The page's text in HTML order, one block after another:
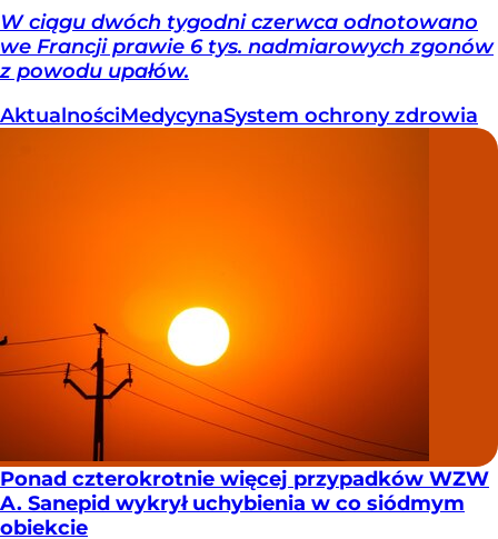
W ciągu dwóch tygodni czerwca odnotowano
we Francji prawie 6 tys. nadmiarowych zgonów
z powodu upałów.
AktualnościMedycynaSystem ochrony zdrowia
Ponad czterokrotnie więcej przypadków WZW
A. Sanepid wykrył uchybienia w co siódmym
obiekcie